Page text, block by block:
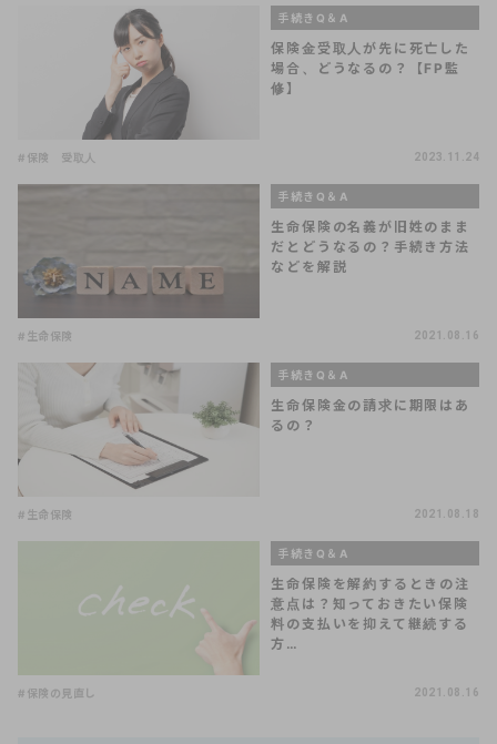
手続きQ＆A
保険金受取人が先に死亡した
場合、どうなるの？【FP監
修】
#保険 受取人 2023.11.24
手続きQ＆A
生命保険の名義が旧姓のまま
だとどうなるの？手続き方法
などを解説
#生命保険 2021.08.16
手続きQ＆A
生命保険金の請求に期限はあ
るの？
#生命保険 2021.08.18
手続きQ＆A
生命保険を解約するときの注
意点は？知っておきたい保険
料の支払いを抑えて継続する
方…
#保険の見直し 2021.08.16